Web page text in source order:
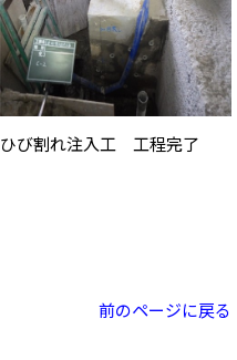
ひび割れ注入工 工程完了
前のページに戻る